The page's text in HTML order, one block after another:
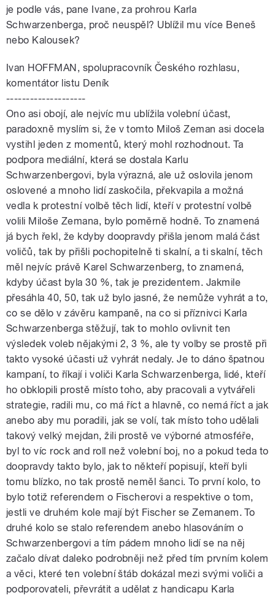
je podle vás, pane Ivane, za prohrou Karla
Schwarzenberga, proč neuspěl? Ublížil mu více Beneš
nebo Kalousek?
Ivan HOFFMAN, spolupracovník Českého rozhlasu,
komentátor listu Deník
--------------------
Ono asi obojí, ale nejvíc mu ublížila volební účast,
paradoxně myslím si, že v tomto Miloš Zeman asi docela
vystihl jeden z momentů, který mohl rozhodnout. Ta
podpora mediální, která se dostala Karlu
Schwarzenbergovi, byla výrazná, ale už oslovila jenom
oslovené a mnoho lidí zaskočila, překvapila a možná
vedla k protestní volbě těch lidí, kteří v protestní volbě
volili Miloše Zemana, bylo poměrně hodně. To znamená
já bych řekl, že kdyby doopravdy přišla jenom malá část
voličů, tak by přišli pochopitelně ti skalní, a ti skalní, těch
měl nejvíc právě Karel Schwarzenberg, to znamená,
kdyby účast byla 30 %, tak je prezidentem. Jakmile
přesáhla 40, 50, tak už bylo jasné, že nemůže vyhrát a to,
co se dělo v závěru kampaně, na co si příznivci Karla
Schwarzenberga stěžují, tak to mohlo ovlivnit ten
výsledek voleb nějakými 2, 3 %, ale ty volby se prostě při
takto vysoké účasti už vyhrát nedaly. Je to dáno špatnou
kampaní, to říkají i voliči Karla Schwarzenberga, lidé, kteří
ho obklopili prostě místo toho, aby pracovali a vytvářeli
strategie, radili mu, co má říct a hlavně, co nemá říct a jak
anebo aby mu poradili, jak se volí, tak místo toho udělali
takový velký mejdan, žili prostě ve výborné atmosféře,
byl to víc rock and roll než volební boj, no a pokud teda to
doopravdy takto bylo, jak to někteří popisují, kteří byli
tomu blízko, no tak prostě neměl šanci. To první kolo, to
bylo totiž referendem o Fischerovi a respektive o tom,
jestli ve druhém kole mají být Fischer se Zemanem. To
druhé kolo se stalo referendem anebo hlasováním o
Schwarzenbergovi a tím pádem mnoho lidí se na něj
začalo dívat daleko podrobněji než před tím prvním kolem
a věci, které ten volební štáb dokázal mezi svými voliči a
podporovateli, převrátit a udělat z handicapu Karla